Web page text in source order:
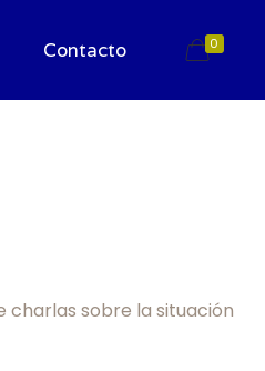
Contacto 0
charlas sobre la situación